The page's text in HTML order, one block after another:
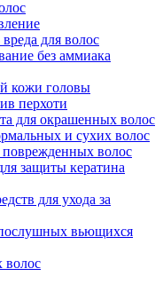
для волос
без аммиака
кожи головы
перхоти
для окрашенных волос
и сухих волос
поврежденных волос
защиты кератина
для ухода за
вьющихся
волос